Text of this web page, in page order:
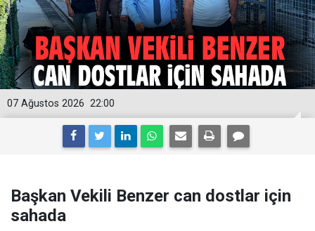
22:00
07 Ağustos 2026
Başkan Vekili Benzer can dostlar için
sahada